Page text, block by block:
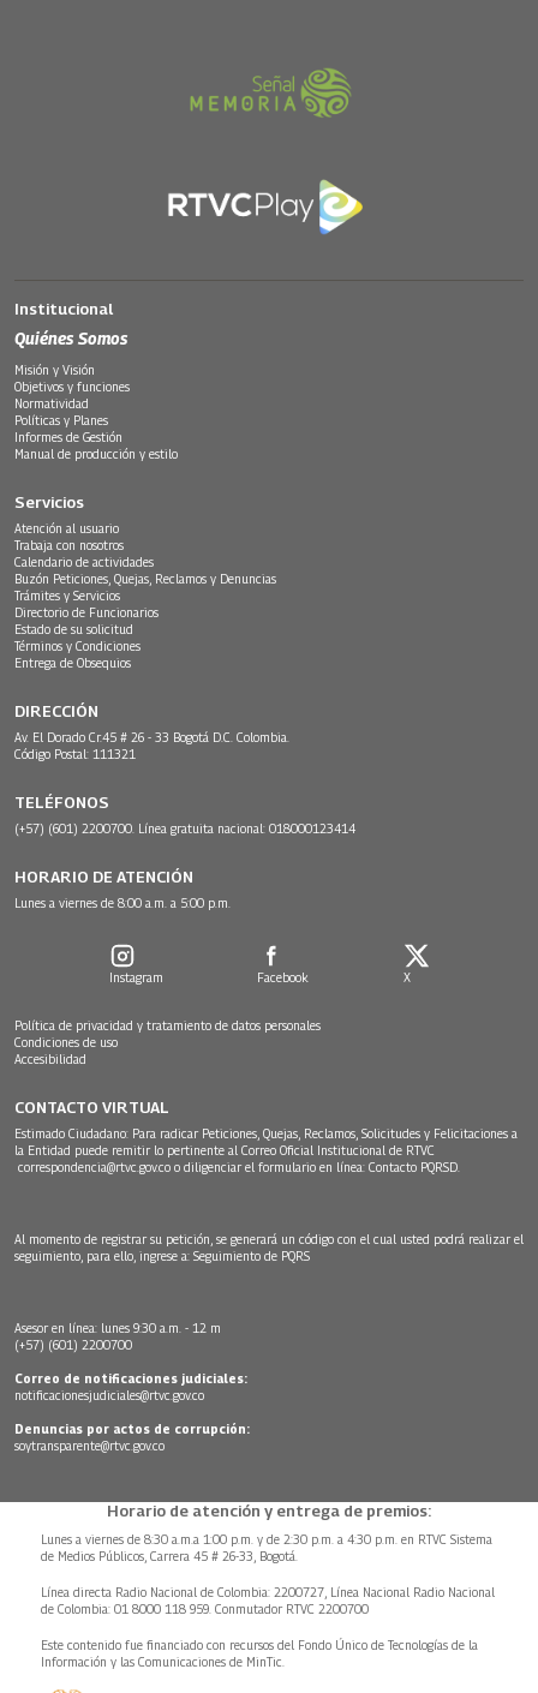
Institucional
Quiénes Somos
Misión y Visión
Objetivos y funciones
Normatividad
Políticas y Planes
Informes de Gestión
Manual de producción y estilo
Servicios
Atención al usuario
Trabaja con nosotros
Calendario de actividades
Buzón Peticiones, Quejas, Reclamos y Denuncias
Trámites y Servicios
Directorio de Funcionarios
Estado de su solicitud
Términos y Condiciones
Entrega de Obsequios
DIRECCIÓN
Av. El Dorado Cr.45 # 26 - 33 Bogotá D.C. Colombia.
Código Postal: 111321
TELÉFONOS
(+57) (601) 2200700. Línea gratuita nacional: 018000123414
HORARIO DE ATENCIÓN
Lunes a viernes de 8:00 a.m. a 5:00 p.m.
Instagram Facebook X
Política de privacidad y tratamiento de datos personales
Condiciones de uso
Accesibilidad
CONTACTO VIRTUAL
Estimado Ciudadano: Para radicar Peticiones, Quejas, Reclamos, Solicitudes y Felicitaciones a
la Entidad puede remitir lo pertinente al Correo Oficial Institucional de RTVC
correspondencia@rtvc.gov.co o diligenciar el formulario en línea: Contacto PQRSD.
Al momento de registrar su petición, se generará un código con el cual usted podrá realizar el
seguimiento, para ello, ingrese a: Seguimiento de PQRS
Asesor en línea: lunes 9:30 a.m. - 12 m
(+57) (601) 2200700
Correo de notificaciones judiciales:
notificacionesjudiciales@rtvc.gov.co
Denuncias por actos de corrupción:
soytransparente@rtvc.gov.co
Horario de atención y entrega de premios:
Lunes a viernes de 8:30 a.m.a 1:00 p.m. y de 2:30 p.m. a 4:30 p.m. en RTVC Sistema
de Medios Públicos, Carrera 45 # 26-33, Bogotá.
Línea directa Radio Nacional de Colombia: 2200727, Línea Nacional Radio Nacional
de Colombia: 01 8000 118 959. Conmutador RTVC 2200700
Este contenido fue financiado con recursos del Fondo Único de Tecnologías de la
Información y las Comunicaciones de MinTic.